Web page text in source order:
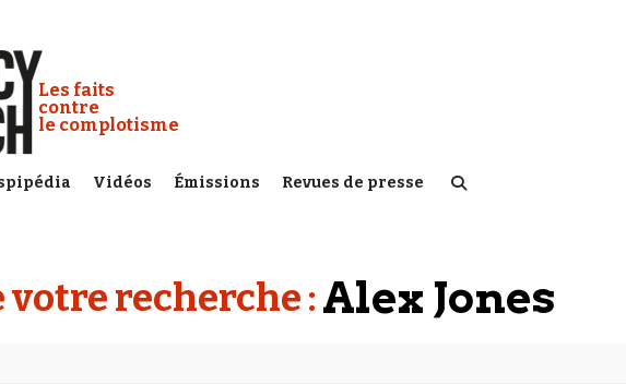
Conspiracy Watch :
Les faits
contre
le complotisme
Vidéos Émissions Revues de presse
votre recherche :Alex Jones